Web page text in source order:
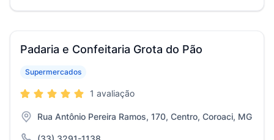
Padaria e Confeitaria Grota do Pão
Supermercados
1 avaliação
Rua Antônio Pereira Ramos, 170, Centro, Coroaci, MG